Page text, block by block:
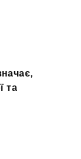
та